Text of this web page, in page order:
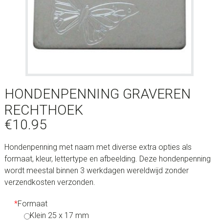
HONDENPENNING GRAVEREN
RECHTHOEK
€10.95
Hondenpenning met naam met diverse extra opties als
formaat, kleur, lettertype en afbeelding. Deze hondenpenning
wordt meestal binnen 3 werkdagen wereldwijd zonder
verzendkosten verzonden.
*Formaat
Klein 25 x 17 mm